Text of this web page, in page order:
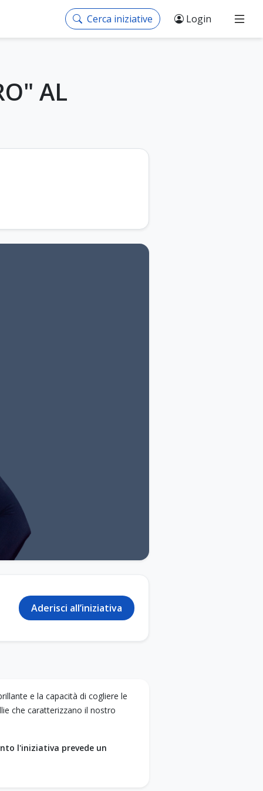
Cerca iniziative Login
AL
Aderisci all’iniziativa
e la capacità di cogliere le
che caratterizzano il nostro
l'iniziativa prevede un